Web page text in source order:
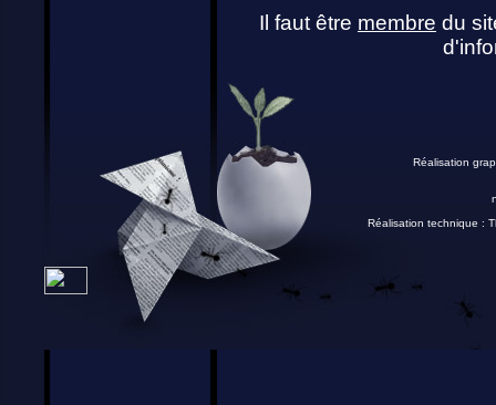
Il faut être membre du
Réalisation
Réalisation technique :